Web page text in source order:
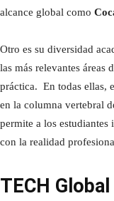
alcance global como
Otro es su diversidad
las más relevantes áreas
práctica. En todas ellas,
en la columna vertebral
permite a los
con la realidad
TECH